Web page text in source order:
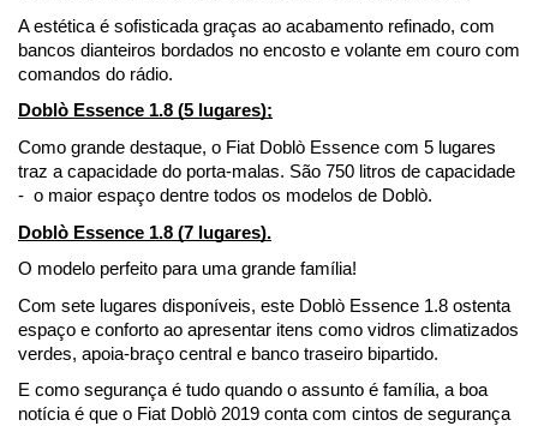
A estética é sofisticada graças ao acabamento refinado, com
bancos dianteiros bordados no encosto e volante em couro com
comandos do rádio.
Doblò Essence 1.8 (5 lugares);
Como grande destaque, o Fiat Doblò Essence com 5 lugares
traz a capacidade do porta-malas. São 750 litros de capacidade
-  o maior espaço dentre todos os modelos de Doblò.
Doblò Essence 1.8 (7 lugares).
O modelo perfeito para uma grande família!
Com sete lugares disponíveis, este Doblò Essence 1.8 ostenta
espaço e conforto ao apresentar itens como vidros climatizados
verdes, apoia-braço central e banco traseiro bipartido.
E como segurança é tudo quando o assunto é família, a boa
notícia é que o Fiat Doblò 2019 conta com cintos de segurança